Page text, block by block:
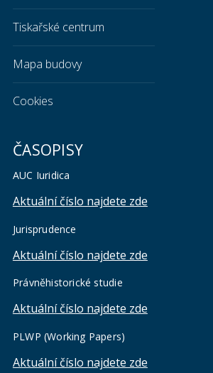
Tiskařské centrum
Mapa budovy
Cookies
ČASOPISY
AUC Iuridica
Aktuální číslo najdete zde
Jurisprudence
Aktuální číslo najdete zde
Právněhistorické studie
Aktuální číslo najdete zde
PLWP (Working Papers)
Aktuální číslo najdete zde